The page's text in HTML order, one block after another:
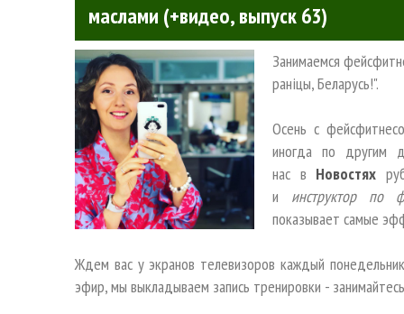
маслами (+видео, выпуск 63)
Занимаемся
ранiцы, Беларусь!".
Осень с
иногда по другим
нас в Новостях
и инструктор по
показывает самые
Ждем вас у экранов телевизоров каждый
эфир, мы выкладываем запись тренировки -